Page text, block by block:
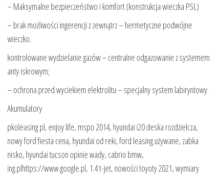
– Maksymalne bezpieczeństwo i komfort (konstrukcja wieczka PSL)
– brak możliwości ingerencji z zewnątrz – hermetyczne podwójne
wieczko.
kontrolowane wydzielanie gazów – centralne odgazowanie z systemem
anty iskrowym;
– ochrona przed wyciekiem elektrolitu – specjalny system labiryntowy.
Akumulatory
pkoleasing pl, enjoy life, mspo 2014, hyundai i20 deska rozdzielcza,
nowy ford fiesta cena, hyundai od reki, ford leasing używane, zabka
nisko, hyundai tucson opinie wady, cabrio bmw,
ing.plhttps://www.google.pl, 1.4 t-jet, nowości toyoty 2021, wymiary